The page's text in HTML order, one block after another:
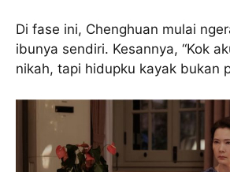
Di fase ini, Chenghuan mulai
ibunya sendiri. Kesannya, “Kok
nikah, tapi hidupku kayak bukan